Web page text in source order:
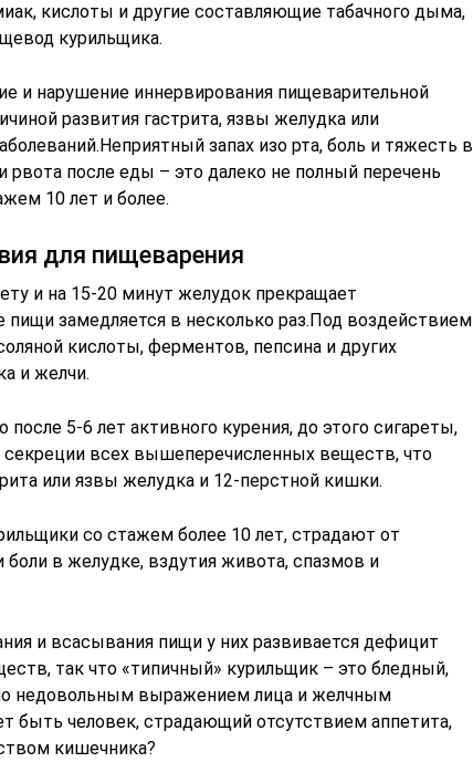
кислоты и другие составляющие табачного дыма,
курильщика.
и нарушение иннервирования пищеварительной
развития гастрита, язвы желудка или
запах изо рта, боль и тяжесть в
рвота после еды – это далеко не полный перечень
10 лет и более.
для пищеварения
и на 15-20 минут желудок прекращает
пищи замедляется в несколько раз.Под воздействием
кислоты, ферментов, пепсина и других
и желчи.
5-6 лет активного курения, до этого сигареты,
секреции всех вышеперечисленных веществ, что
или язвы желудка и 12-перстной кишки.
со стажем более 10 лет, страдают от
в желудке, вздутия живота, спазмов и
и всасывания пищи у них развивается дефицит
так что «типичный» курильщик – это бледный,
недовольным выражением лица и желчным
быть человек, страдающий отсутствием аппетита,
кишечника?